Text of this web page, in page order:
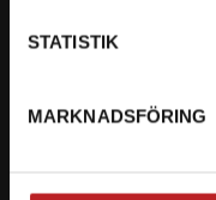
STATISTIK
MARKNADSFÖRING
Ryckepungsvägen 3,